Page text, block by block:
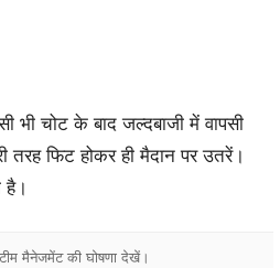
भी चोट के बाद जल्दबाजी में वापसी
तरह फिट होकर ही मैदान पर उतरें।
है।
मैनेजमेंट की घोषणा देखें।